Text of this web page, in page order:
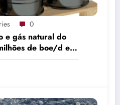
0
e gás natural do
de boe/d em